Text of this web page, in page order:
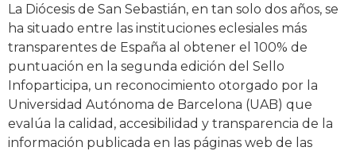
La Diócesis de San Sebastián, en tan solo dos años, se
ha situado entre las instituciones eclesiales más
transparentes de España al obtener el 100% de
puntuación en la segunda edición del Sello
Infoparticipa, un reconocimiento otorgado por la
Universidad Autónoma de Barcelona (UAB) que
evalúa la calidad, accesibilidad y transparencia de la
información publicada en las páginas web de las